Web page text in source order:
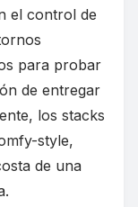
el control de
para probar
de entregar
los stacks
style,
de una